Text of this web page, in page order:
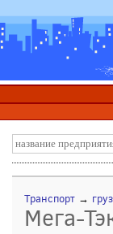
Транспорт →
Мега-